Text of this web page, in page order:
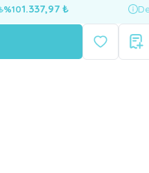
%101.337,97 ₺